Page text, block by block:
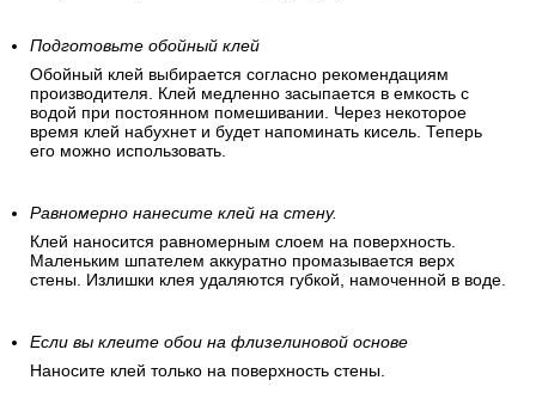
Подготовьте обойный клей
Обойный клей выбирается согласно рекомендациям
производителя. Клей медленно засыпается в емкость с
водой при постоянном помешивании. Через некоторое
время клей набухнет и будет напоминать кисель. Теперь
его можно использовать.
Равномерно нанесите клей на стену.
Клей наносится равномерным слоем на поверхность.
Маленьким шпателем аккуратно промазывается верх
стены. Излишки клея удаляются губкой, намоченной в воде.
Если вы клеите обои на флизелиновой основе
Наносите клей только на поверхность стены.